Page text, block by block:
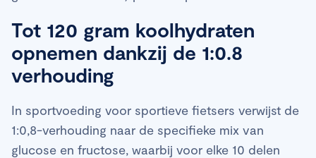
Tot 120 gram koolhydraten
opnemen dankzij de 1:0.8
verhouding
In sportvoeding voor sportieve fietsers verwijst de
1:0,8-verhouding naar de specifieke mix van
glucose en fructose, waarbij voor elke 10 delen